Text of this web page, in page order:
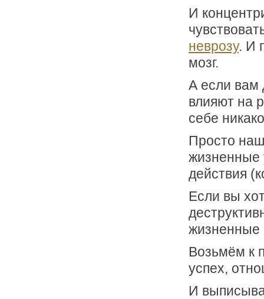
И
неврозу. И
мозг.
А если вам
влияют на
себе
Просто
жизненные
действия
Если вы
Возьмём к
успех,
И